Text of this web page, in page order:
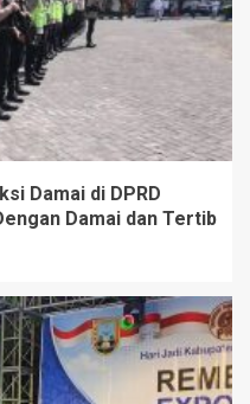
Damai di DPRD
Damai dan Tertib